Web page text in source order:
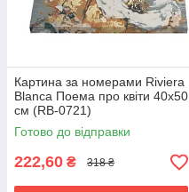
Картина за номерами Riviera
Blanca Поема про квіти 40x50
см (RB-0721)
Готово до відправки
222,60 ₴ 318 ₴